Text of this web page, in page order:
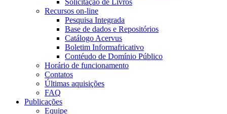
Solicitação de Livros
Recursos on-line
Pesquisa Integrada
Base de dados e Repositórios
Catálogo Acervus
Boletim Informafricativo
Contéudo de Domínio Público
Horário de funcionamento
Contatos
Últimas aquisições
FAQ
Publicações
Equipe